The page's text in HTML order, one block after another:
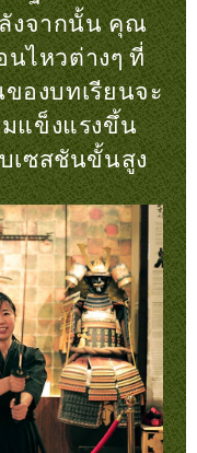
งจากนั้น คุณ
นไหวต่างๆ ที่
องบทเรียนจะ
แข็งแรงขึ้น
เซสชันขั้นสูง